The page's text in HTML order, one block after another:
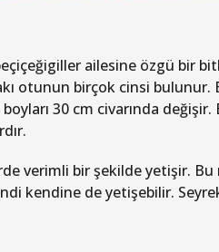
ailesine özgü bir
otunun birçok cinsi bulunur.
30 cm civarında değişir.
verimli bir şekilde yetişir.
kendine de yetişebilir.